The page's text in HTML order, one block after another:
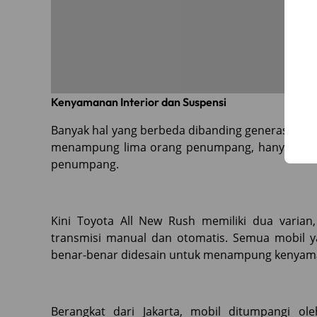
Kenyamanan Interior dan Suspensi
Banyak hal yang berbeda dibanding generasi
menampung lima orang penumpang, hanya
penumpang.
Kini Toyota All New Rush memiliki dua
transmisi manual dan otomatis. Semua mobil
benar-benar didesain untuk menampung
Berangkat dari Jakarta, mobil ditumpangi